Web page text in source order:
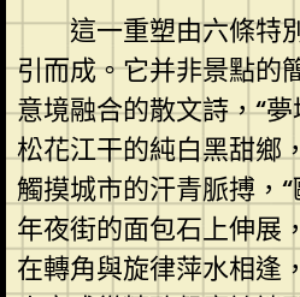
這一重塑由六條特
引而成。它并非景點的
意境融合的散文詩，“
松花江干的純白黑甜鄉
觸摸城市的汗青脈搏，
年夜街的面包石上伸展
在轉角與旋律萍水相逢